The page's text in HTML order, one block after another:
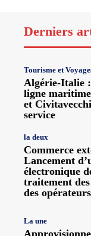
Derniers
Tourisme et
Algérie-Italie
ligne
et
service
la deux
Commerce
Lancement
électronique
traitement
des
La une